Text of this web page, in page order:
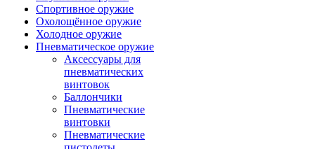
Спортивное оружие
Охолощённое оружие
Холодное оружие
Пневматическое оружие
Аксессуары для
пневматических
винтовок
Баллончики
Пневматические
винтовки
Пневматические